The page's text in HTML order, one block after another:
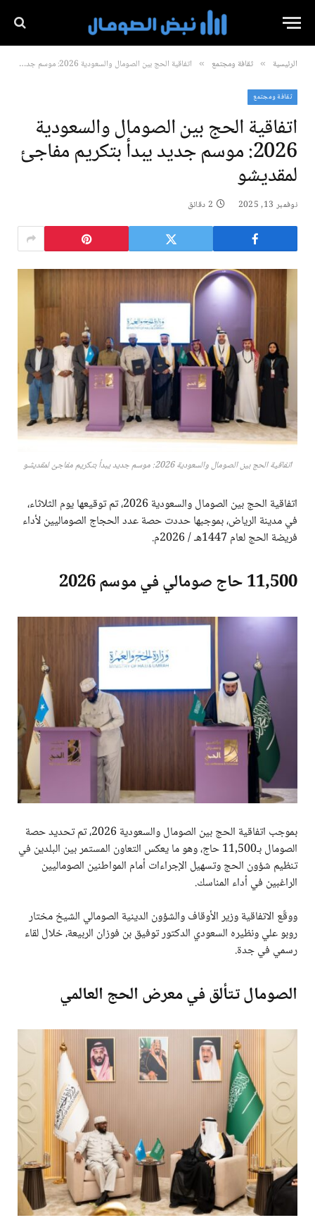
الرئيسية » ثقافة ومجتمع » اتفاقية الحج بين الصومال والسعودية 2026: موسم جديد يبدأ بتكريم مفاجئ لمقديشو
ثقافة ومجتمع
اتفاقية الحج بين الصومال والسعودية
2026: موسم جديد يبدأ بتكريم مفاجئ
لمقديشو
نوفمبر 13, 2025 2 دقائق
اتفاقية الحج بين الصومال والسعودية 2026: موسم جديد يبدأ بتكريم مفاجئ لمقديشو
اتفاقية الحج بين الصومال والسعودية 2026، تم توقيعها يوم الثلاثاء،
في مدينة الرياض، بموجبها حددت حصة عدد الحجاج الصوماليين لأداء
فريضة الحج لعام 1447هـ / 2026م.
11,500 حاج صومالي في موسم 2026
بموجب اتفاقية الحج بين الصومال والسعودية 2026، تم تحديد حصة
الصومال بـ11,500 حاج، وهو ما يعكس التعاون المستمر بين البلدين في
تنظيم شؤون الحج وتسهيل الإجراءات أمام المواطنين الصوماليين
الراغبين في أداء المناسك.
ووقّع الاتفاقية وزير الأوقاف والشؤون الدينية الصومالي الشيخ مختار
روبو علي ونظيره السعودي الدكتور توفيق بن فوزان الربيعة، خلال لقاء
رسمي في جدة.
الصومال تتألق في معرض الحج العالمي